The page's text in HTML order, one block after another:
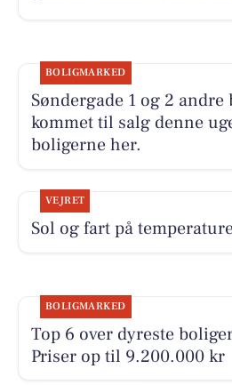
BOLIGMARKED
Søndergade 1 og 2
kommet til salg denne
boligerne her.
VEJRET
Sol og fart på
BOLIGMARKED
Top 6 over dyreste
Priser op til 9.200.000 kr